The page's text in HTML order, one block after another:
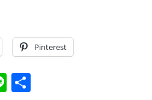
Pinterest
Li